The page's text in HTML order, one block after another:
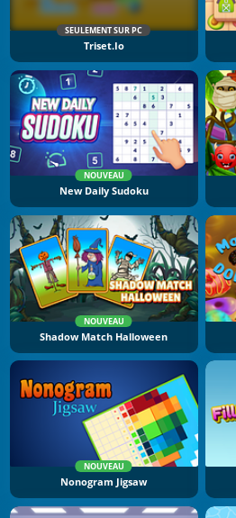
SEULEMENT SUR PC
Triset.io
NOUVEAU
New Daily Sudoku
NOUVEAU
Shadow Match Halloween
NOUVEAU
Nonogram Jigsaw